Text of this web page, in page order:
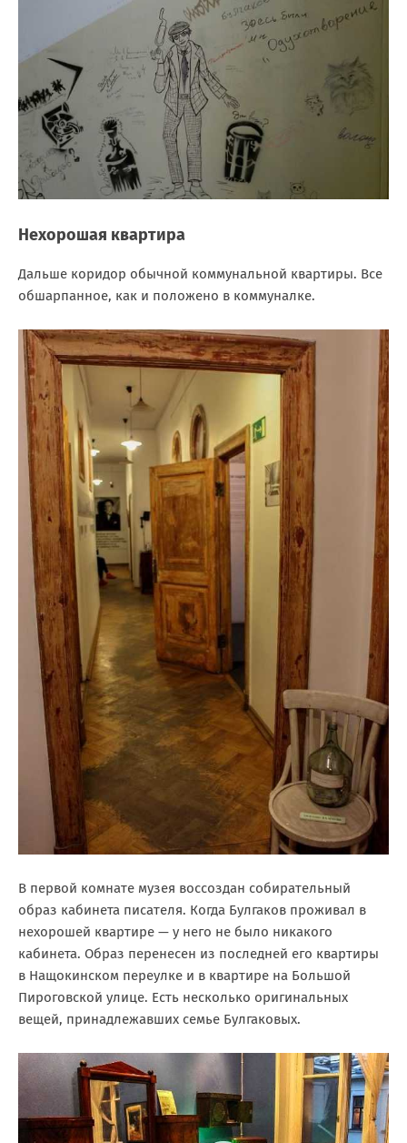
Нехорошая квартира
Дальше коридор обычной коммунальной квартиры. Все
обшарпанное, как и положено в коммуналке.
В первой комнате музея воссоздан собирательный
образ кабинета писателя. Когда Булгаков проживал в
нехорошей квартире — у него не было никакого
кабинета. Образ перенесен из последней его квартиры
в Нащокинском переулке и в квартире на Большой
Пироговской улице. Есть несколько оригинальных
вещей, принадлежавших семье Булгаковых.